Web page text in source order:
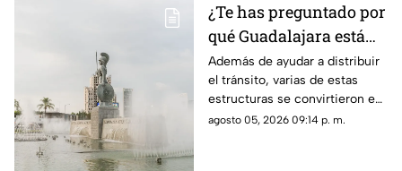
¿Te has preguntado por
qué Guadalajara está
llena de glorietas? Esta
es la razón
Además de ayudar a distribuir
el tránsito, varias de estas
estructuras se convirtieron en
símbolos de la ciudad y puntos
agosto 05, 2026 09:14 p. m.